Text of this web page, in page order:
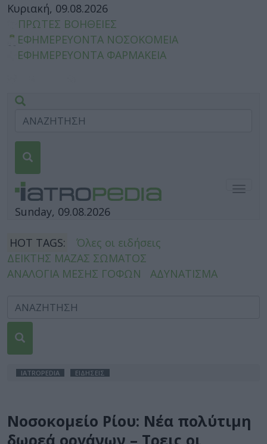
Κυριακή, 09.08.2026
ΠΡΩΤΕΣ ΒΟΗΘΕΙΕΣ
ΕΦΗΜΕΡΕΥΟΝΤΑ ΝΟΣΟΚΟΜΕΙΑ
ΕΦΗΜΕΡΕΥΟΝΤΑ ΦΑΡΜΑΚΕΙΑ
Sunday, 09.08.2026
HOT TAGS:
Όλες οι ειδήσεις
ΔΕΙΚΤΗΣ ΜΑΖΑΣ ΣΩΜΑΤΟΣ
ΑΝΑΛΟΓΙΑ ΜΕΣΗΣ ΓΟΦΩΝ
ΑΔΥΝΑΤΙΣΜΑ
IATROPEDIA ΕΙΔΗΣΕΙΣ
Νοσοκομείο Ρίου: Νέα πολύτιμη
δωρεά οργάνων – Τρεις οι